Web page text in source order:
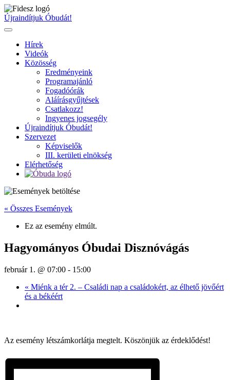
Ugrás
a
tartalomhoz
Újraindítjuk Óbudát!
Hírek
Videók
Közösség
Eredményeink
Programajánló
Fogadóórák
Aláírásgyűjtések
Csatlakozz!
Ingyenes jogsegély
Újraindítjuk Óbudát!
Szervezet
Képviselők
III. kerületi elnökség
Elérhetőség
« Összes Események
Ez az esemény elmúlt.
Hagyományos Óbudai Disznóvágás
február 1. @ 07:00 - 15:00
« Miénk a tér 2. – Családi nap a családokért, az élhető jövőért
és a békéért
Az esemény létszámkorlátja megtelt. Köszönjük az érdeklődést!